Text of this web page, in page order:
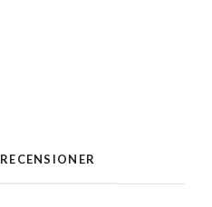
RECENSIONER